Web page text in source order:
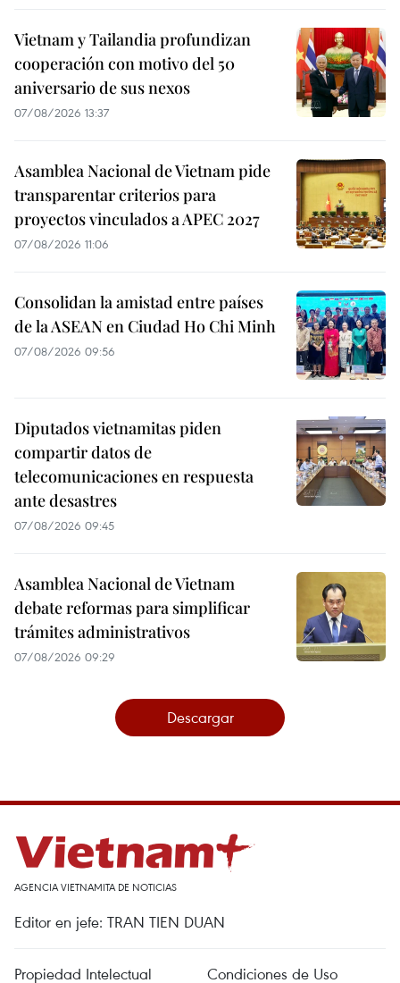
Vietnam y Tailandia profundizan
cooperación con motivo del 50
aniversario de sus nexos
07/08/2026 13:37
Asamblea Nacional de Vietnam pide
transparentar criterios para
proyectos vinculados a APEC 2027
07/08/2026 11:06
Consolidan la amistad entre países
de la ASEAN en Ciudad Ho Chi Minh
07/08/2026 09:56
Diputados vietnamitas piden
compartir datos de
telecomunicaciones en respuesta
ante desastres
07/08/2026 09:45
Asamblea Nacional de Vietnam
debate reformas para simplificar
trámites administrativos
07/08/2026 09:29
Descargar
AGENCIA VIETNAMITA DE NOTICIAS
Editor en jefe: TRAN TIEN DUAN
Propiedad Intelectual Condiciones de Uso